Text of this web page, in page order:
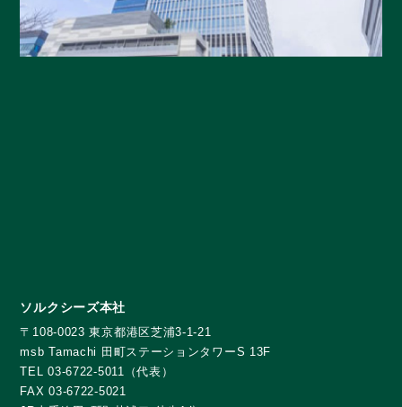
ソルクシーズ本社
〒108-0023 東京都港区芝浦3-1-21
msb Tamachi 田町ステーションタワーS 13F
TEL 03-6722-5011（代表）
FAX 03-6722-5021